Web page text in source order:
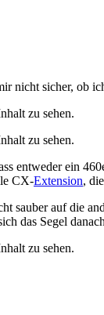
nicht sicher, ob
zu sehen.
zu sehen.
entweder ein
CX-Extension,
sauber auf die
das Segel
zu sehen.